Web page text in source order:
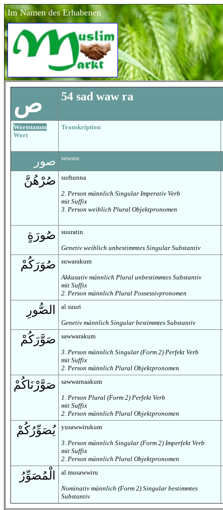
Im Namen des Erhabenen
ص 54 sad waw ra
Wortstamm
Wort
Transkription
صور sawara
صُرْهُنَّ surhunna
2. Person männlich Singular Imperativ Verb
mit Suffix
3. Person weiblich Plural Objektpronomen
صُورَةٍ suuratin
Genetiv weiblich unbestimmtes Singular Substantiv
صُوَرَكُمْ suwarakum
Akkusativ männlich Plural unbestimmtes Substantiv
mit Suffix
2. Person männlich Plural Possessivpronomen
الصُّورِ al suuri
Genetiv männlich Singular bestimmtes Substantiv
صَوَّرَكُمْ sawwarakum
3. Person männlich Singular (Form 2) Perfekt Verb
mit Suffix
2. Person männlich Plural Objektpronomen
صَوَّرْنَاكُمْ sawwarnaakum
1. Person Plural (Form 2) Perfekt Verb
mit Suffix
2. Person männlich Plural Objektpronomen
يُصَوِّرُكُمْ yusawwirukum
3. Person männlich Singular (Form 2) Imperfekt Verb
mit Suffix
2. Person männlich Plural Objektpronomen
الْمُصَوِّرُ al musawwiru
Nominativ männlich (Form 2) Singular bestimmtes
Substantiv